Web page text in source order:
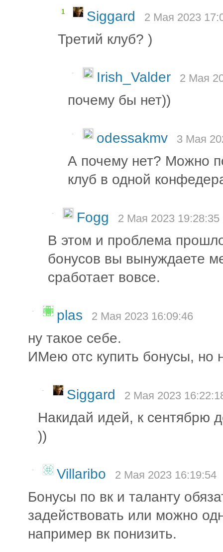
1 Siggard 2 Мая 2023
Третий клуб? )
- Irish_Valder 2 Мая
почему бы нет))
- odessakmv 3 Мая
А почему нет? Можно
клуб в одной
- Fogg 2 Мая 2023 19:28:35
В этом и проблема
бонусов вы вынуждаете
сработает вовсе.
- plas 2 Мая 2023 16:09:46
ну такое себе.
ИМею отс купить бонусы, но
- Siggard 2 Мая 2023
Накидай идей, к сентябрю
))
- Villaribo 2 Мая 2023 16:19:54
Бонусы по вк и таланту
задействовать или можно
например вк понизить.